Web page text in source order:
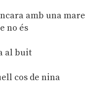
amb una mare
no és
al buit
cos de nina